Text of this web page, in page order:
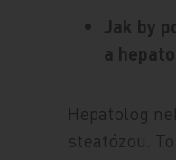
Jak by
a
Hepatolog
steatózou.